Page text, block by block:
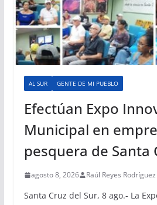
AL SUR GENTE DE MI PUEBLO
Efectúan Expo
Municipal en
pesquera de Santa
agosto 8, 2026 Raúl Reyes Rodríguez
Santa Cruz del Sur, 8 ago.- La